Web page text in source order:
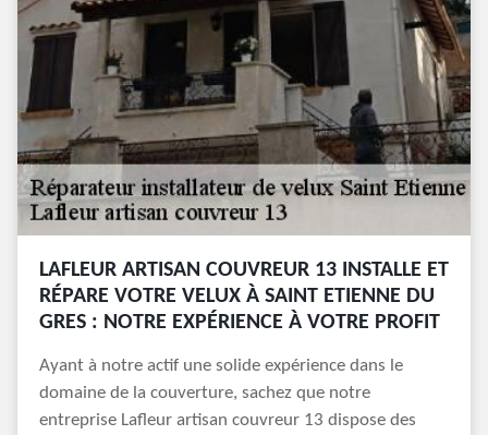
LAFLEUR ARTISAN COUVREUR 13 INSTALLE ET
RÉPARE VOTRE VELUX À SAINT ETIENNE DU
GRES : NOTRE EXPÉRIENCE À VOTRE PROFIT
Ayant à notre actif une solide expérience dans le
domaine de la couverture, sachez que notre
entreprise Lafleur artisan couvreur 13 dispose des